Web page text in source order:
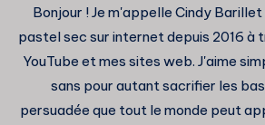
Bonjour ! Je m'appelle Cindy
pastel sec sur internet depuis 2016 à
YouTube et mes sites web. J'aime
sans pour autant sacrifier les
persuadée que tout le monde peut